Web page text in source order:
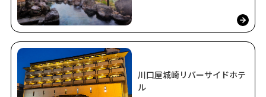
川口屋城崎リバーサイドホテ
ル